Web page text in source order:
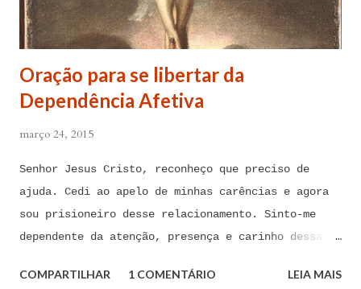
Oração para se libertar da
Dependência Afetiva
março 24, 2015
Senhor Jesus Cristo, reconheço que preciso de
ajuda. Cedi ao apelo de minhas carências e agora
sou prisioneiro desse relacionamento. Sinto-me
dependente da atenção, presença e carinho dessa
para me libertar da influência dessas tentações. A
COMPARTILHAR 1 COMENTÁRIO LEIA MAIS